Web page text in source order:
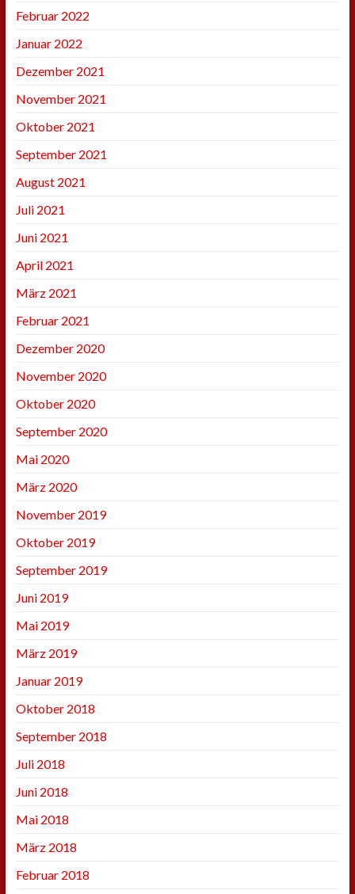
Februar 2022
Januar 2022
Dezember 2021
November 2021
Oktober 2021
September 2021
August 2021
Juli 2021
Juni 2021
April 2021
März 2021
Februar 2021
Dezember 2020
November 2020
Oktober 2020
September 2020
Mai 2020
März 2020
November 2019
Oktober 2019
September 2019
Juni 2019
Mai 2019
März 2019
Januar 2019
Oktober 2018
September 2018
Juli 2018
Juni 2018
Mai 2018
März 2018
Februar 2018